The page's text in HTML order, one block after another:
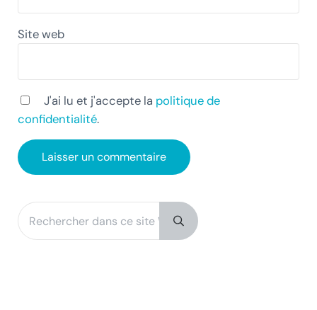
Site web
J'ai lu et j'accepte la politique de
confidentialité.
Sidebar
Rechercher dans ce site Web
Submit search